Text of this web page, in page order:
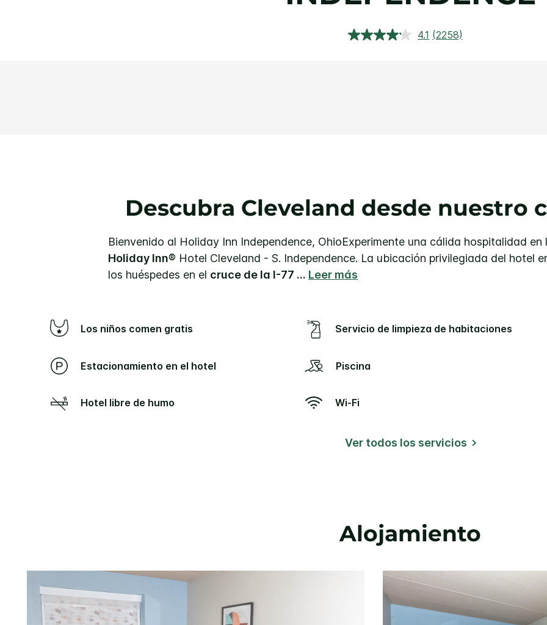
4.1 Lea
(2258)
Descubra Cleveland desde nuestro
Bienvenido al Holiday Inn Independence, OhioExperimente una cálida hospitalidad
Holiday Inn® Hotel Cleveland - S. Independence. La ubicación privilegiada del hotel
los huéspedes en el cruce de la I-77 ... Leer más
Los niños comen gratis Servicio de limpieza de habitaciones
Estacionamiento en el hotel Piscina
Hotel libre de humo Wi-Fi
Ver todos los servicios
Alojamiento